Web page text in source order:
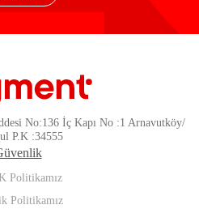
No:136 İç Kapı No :1 Arnavutköy/
P.K :34555
Politikamız
Politikamız